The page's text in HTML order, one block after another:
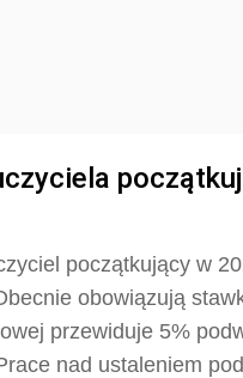
początkujący w
obowiązują
przewiduje 5%
nad ustaleniem